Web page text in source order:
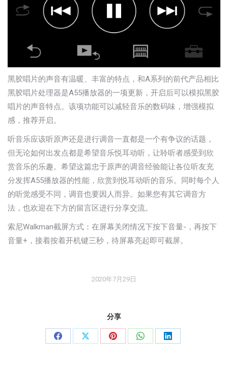
黑胶唱片的声音有温暖、丰富的特点，和A系列的前代产品相比
黑胶唱片处理器是A55播放器的一项更新，开启后可以模拟黑胶
唱片的声音特点。该项功能可以减轻音乐的数码味，增强模拟
感，推荐开启。
听音乐应该听原声还是进行调音一直都是一个有争议的话题，
但无论如何出发点都是希望音乐悦耳动听，让聆听者感受到欣
赏音乐的乐趣。希望这篇忠于原声的调音经验能让各位听友充
分发挥A55播放器的性能，欣赏到悦耳动听的音乐。同时每个人
的听觉感受不同，调音也要因人而异。如果您有其它调音方
法，也欢迎在下方的留言区进行分享交流。
索尼Walkman截屏方式：在屏幕关闭情况下按下音量-，再按下
音量+，接着按着开机键三秒，待屏幕亮起即可截屏。
2020年7月29日
分享
分
分
分
分
分